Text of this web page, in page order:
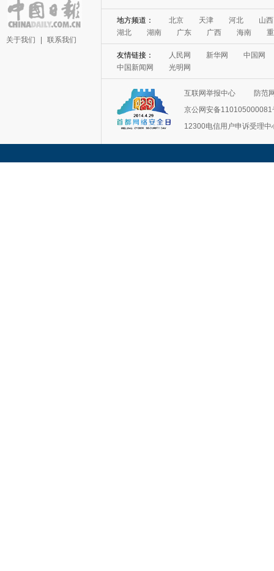
关于我们 联系我们
互联网举报中心
防范
京公网安备110105000081
12300电信用户申诉受理中